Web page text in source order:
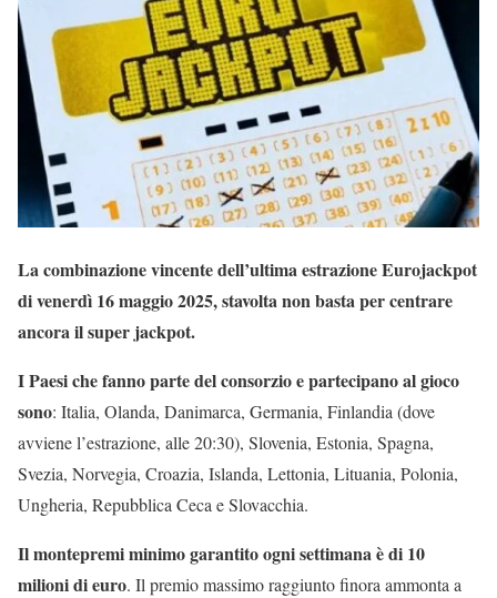
La combinazione vincente dell’ultima estrazione Eurojackpot
di venerdì 16 maggio 2025, stavolta non basta per centrare
ancora il super jackpot.
I Paesi che fanno parte del consorzio e partecipano al gioco
sono: Italia, Olanda, Danimarca, Germania, Finlandia (dove
avviene l’estrazione, alle 20:30), Slovenia, Estonia, Spagna,
Svezia, Norvegia, Croazia, Islanda, Lettonia, Lituania, Polonia,
Ungheria, Repubblica Ceca e Slovacchia.
Il montepremi minimo garantito ogni settimana è di 10
milioni di euro. Il premio massimo raggiunto finora ammonta a